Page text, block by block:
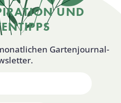
UND
Gartenjournal-